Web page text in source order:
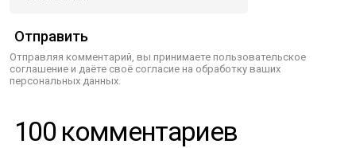
Отправить
Отправляя комментарий, вы принимаете пользовательское
соглашение и даёте своё согласие на обработку ваших
персональных данных.
100 комментариев